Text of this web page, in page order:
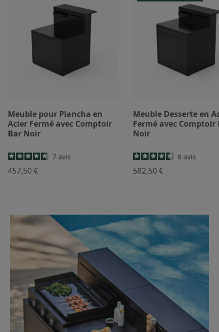
Meuble pour Plancha en
Acier Fermé avec Comptoir
Bar Noir
7 avis
457,50 €
Meuble Desserte en
Fermé avec Comptoir
Noir
8 avis
582,50 €